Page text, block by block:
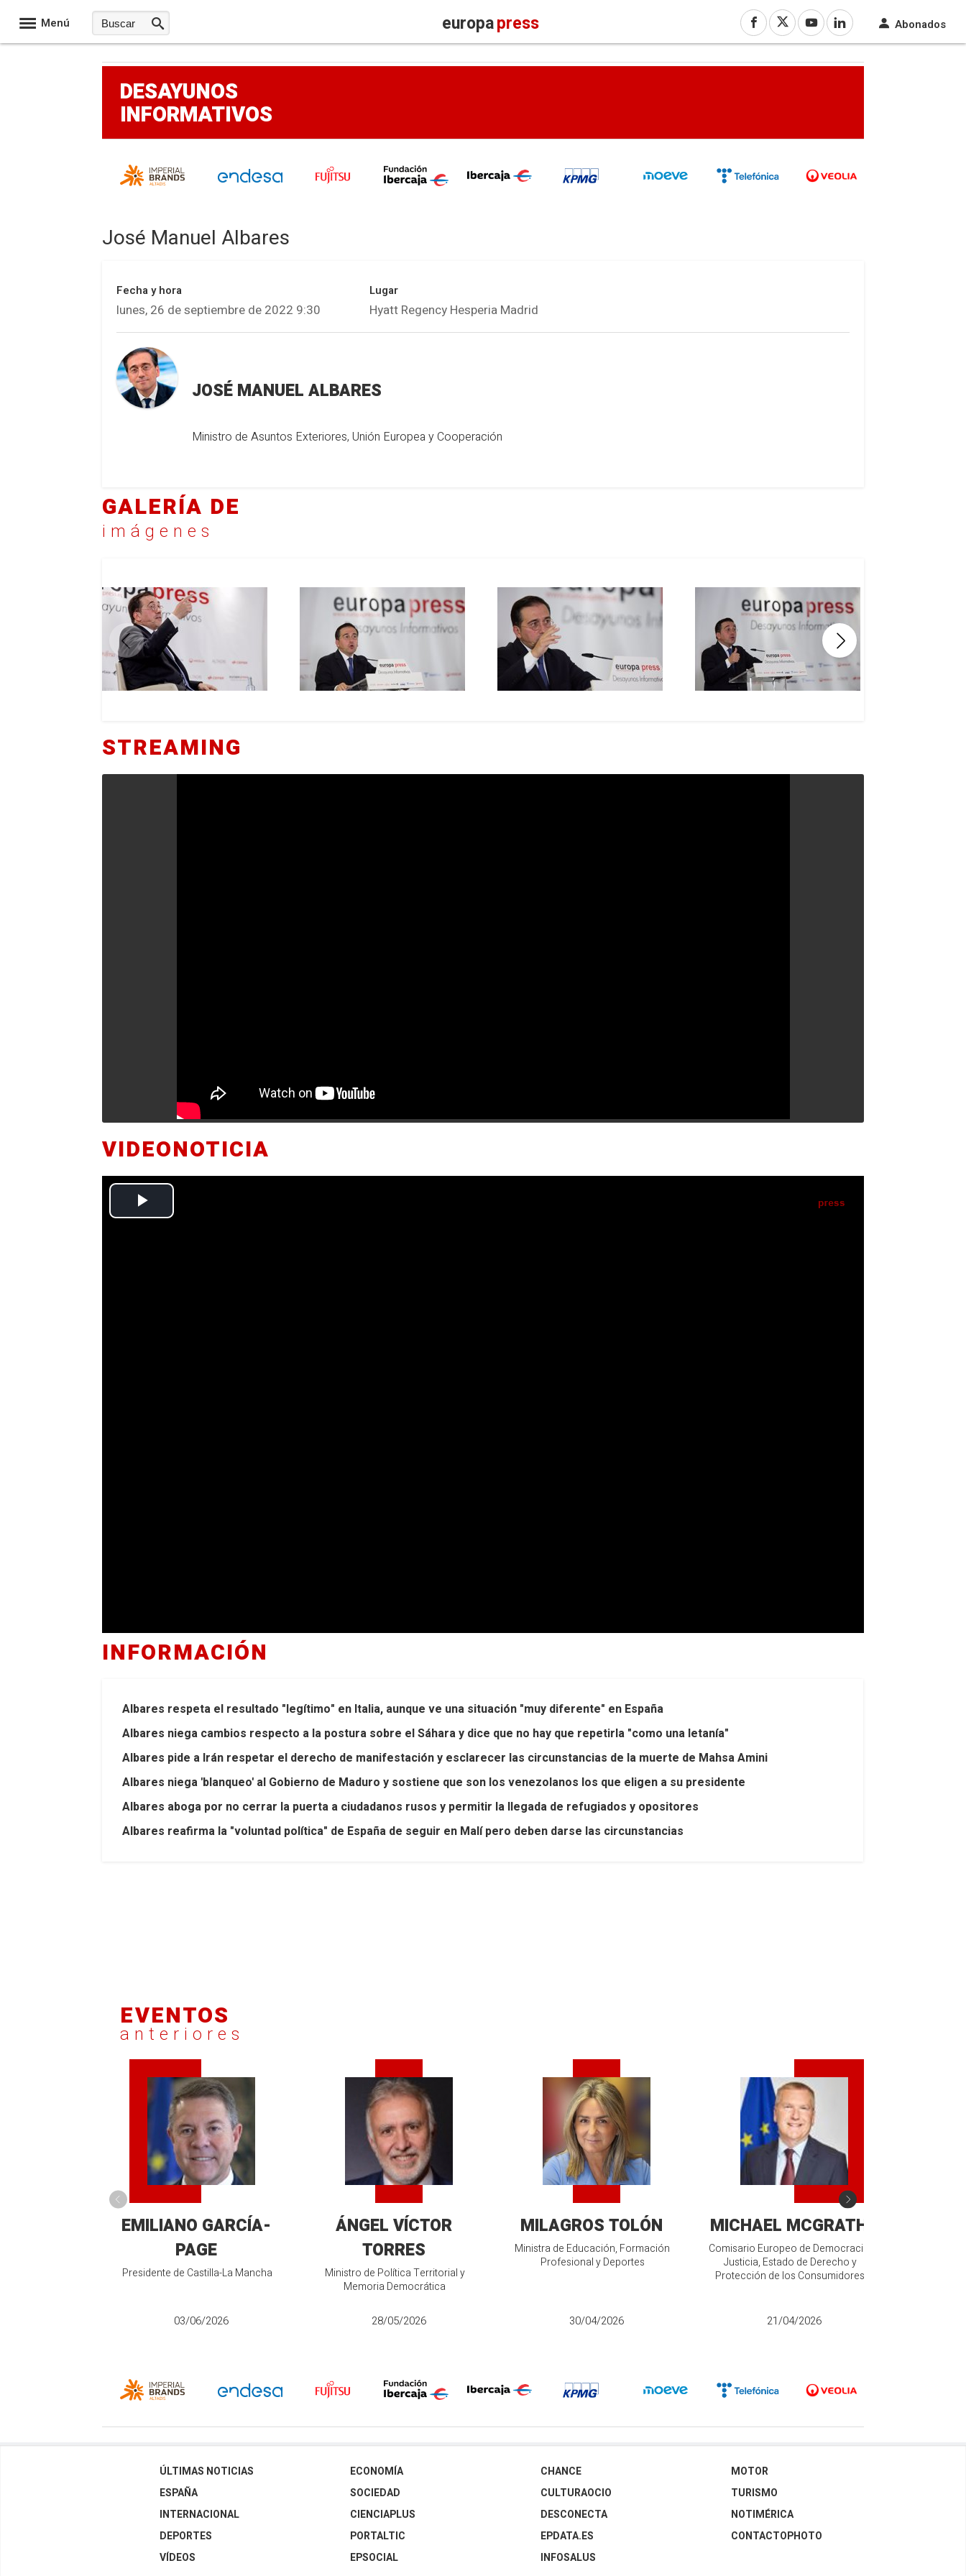
Menú europapress Abonados
DESAYUNOS
INFORMATIVOS
José Manuel Albares
Fecha y hora
lunes, 26 de septiembre de 2022 9:30
Lugar
Hyatt Regency Hesperia Madrid
JOSÉ MANUEL ALBARES
Ministro de Asuntos Exteriores, Unión Europea y Cooperación
GALERÍA DE
imágenes
STREAMING
VIDEONOTICIA
INFORMACIÓN
Albares respeta el resultado "legítimo" en Italia, aunque ve una situación "muy diferente" en España
Albares niega cambios respecto a la postura sobre el Sáhara y dice que no hay que repetirla "como una letanía"
Albares pide a Irán respetar el derecho de manifestación y esclarecer las circunstancias de la muerte de Mahsa Amini
Albares niega 'blanqueo' al Gobierno de Maduro y sostiene que son los venezolanos los que eligen a su presidente
Albares aboga por no cerrar la puerta a ciudadanos rusos y permitir la llegada de refugiados y opositores
Albares reafirma la "voluntad política" de España de seguir en Malí pero deben darse las circunstancias
EVENTOS
anteriores
EMILIANO GARCÍA-
PAGE
Presidente de Castilla-La Mancha
03/06/2026
ÁNGEL VÍCTOR
TORRES
Ministro de Política Territorial y
Memoria Democrática
28/05/2026
MILAGROS TOLÓN
Ministra de Educación, Formación
Profesional y Deportes
30/04/2026
MICHAEL MCGRATH
Comisario Europeo de Democracia,
Justicia, Estado de Derecho y
Protección de los Consumidores
21/04/2026
ÚLTIMAS NOTICIAS
ESPAÑA
INTERNACIONAL
DEPORTES
VÍDEOS
ECONOMÍA
SOCIEDAD
CIENCIAPLUS
PORTALTIC
EPSOCIAL
CHANCE
CULTURAOCIO
DESCONECTA
EPDATA.ES
INFOSALUS
MOTOR
TURISMO
NOTIMÉRICA
CONTACTOPHOTO